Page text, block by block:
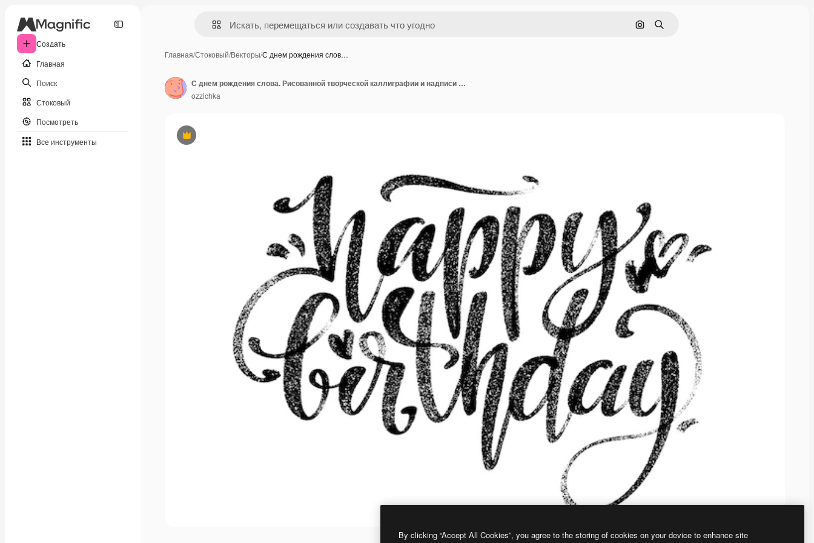
Создать
Главная
Поиск
Стоковый
Посмотреть
Все инструменты
Поиск по изображению
Поиск
Главная/Стоковый/Векторы/С днем рождения слов…
Премиум
С днем рождения слова. Рисованной творческой каллиграфии и надписи ручкой кисти, для праздничных поздравительных открыток и приглашений.
ozzichka
By clicking “Accept All Cookies”, you agree to the storing of cookies on your device to enhance site